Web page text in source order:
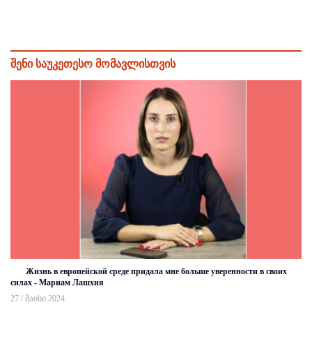
შენი საუკეთესო მომავლისთვის
Жизнь в европейской среде придала мне больше уверенности в своих
силах - Мариам Лашхия
27 / მაისი 2024